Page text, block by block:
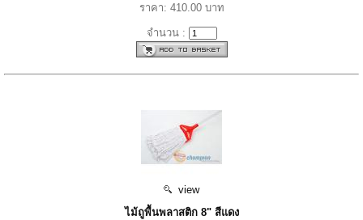
ราคา: 410.00 บาท
จำนวน :
view
ไม้ถูพื้นพลาสติก 8" สีแดง